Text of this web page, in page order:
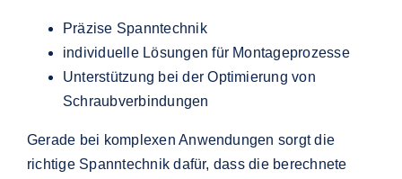
Präzise Spanntechnik
individuelle Lösungen für Montageprozesse
Unterstützung bei der Optimierung von
Schraubverbindungen
Gerade bei komplexen Anwendungen sorgt die
richtige Spanntechnik dafür, dass die berechnete